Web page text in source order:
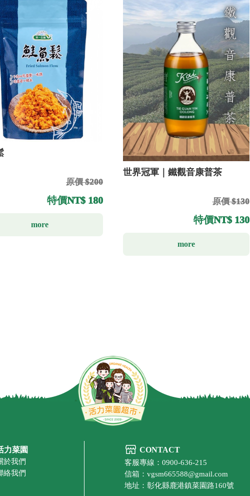
原價 $200
特價NT$ 180
more
世界冠軍｜鐵觀音康普茶
原價 $130
特價NT$ 130
more
CONTACT
客服專線：0900-636-215
信箱：vgsm665588@gmail.com
地址：彰化縣鹿港鎮菜園路160號
力菜園
於我們
絡我們